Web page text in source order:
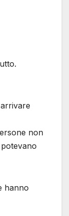
non
hanno